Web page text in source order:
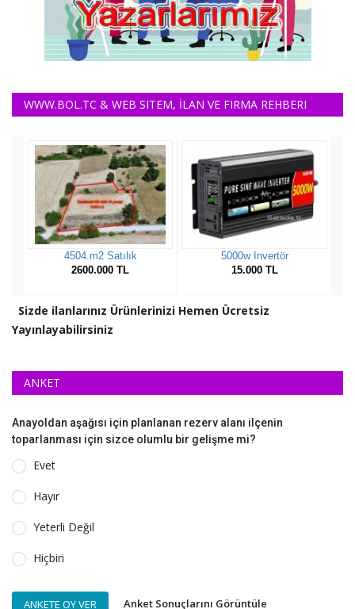
WWW.BOL.TC & WEB SITEM, İLAN VE FIRMA REHBERI
Sizde ilanlarınız Ürünlerinizi Hemen Ücretsiz
Yayınlayabilirsiniz
ANKET
Anayoldan aşağısı için planlanan rezerv alanı ilçenin
toparlanması için sizce olumlu bir gelişme mi?
Evet
Hayır
Yeterli Değil
Hiçbiri
ANKETE OY VER Anket Sonuçlarını Görüntüle